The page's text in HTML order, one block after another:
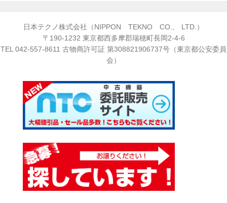
日本テクノ株式会社（NIPPON TEKNO CO., LTD.）
〒190-1232 東京都西多摩郡瑞穂町長岡2-4-6
TEL042-557-8611 古物商許可証 第308821906737号（東京都公安委員
会）